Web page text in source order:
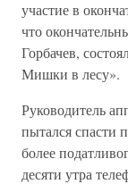
участие в
что
Горбачев,
Мишки в лесу».
Руководитель
пытался спасти
более
десяти утра